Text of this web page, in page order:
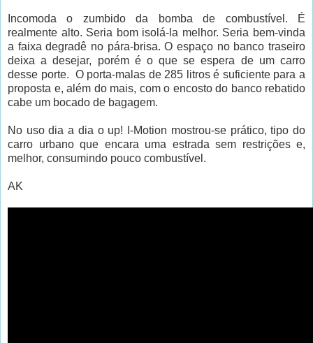
Incomoda o zumbido da bomba de combustível. É
realmente alto. Seria bom isolá-la melhor. Seria bem-vinda
a faixa degradê no pára-brisa. O espaço no banco traseiro
deixa a desejar, porém é o que se espera de um carro
desse porte. O porta-malas de 285 litros é suficiente para a
proposta e, além do mais, com o encosto do banco rebatido
cabe um bocado de bagagem.
No uso dia a dia o up! I-Motion mostrou-se prático, tipo do
carro urbano que encara uma estrada sem restrições e,
melhor, consumindo pouco combustível.
AK